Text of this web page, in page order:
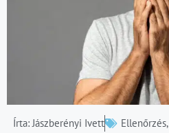
Írta:Jászberényi Ivett Ellenőrzés,